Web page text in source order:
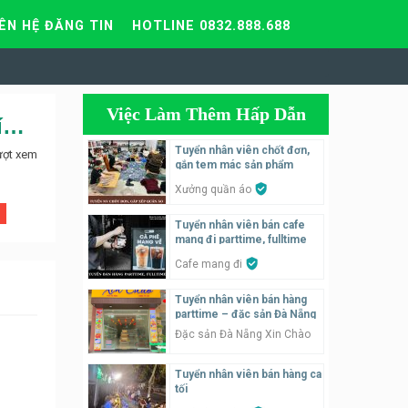
HỆ ĐĂNG TIN HOTLINE 0832.888.688
Tuyển nhân viên phục vụ bàn quán cafe Ngọc Lan tại Cù Chính Lan
xem
Việc Làm Thêm Hấp Dẫn
Tuyển nhân viên chốt đơn,
gắn tem mác sản phẩm
Xưởng quần áo
Tuyển nhân viên bán cafe
mang đi parttime, fulltime
Cafe mang đi
Tuyển nhân viên bán hàng
parttime – đặc sản Đà Nẵng
Đặc sản Đà Nẵng Xin Chào
Tuyển nhân viên bán hàng ca
tối